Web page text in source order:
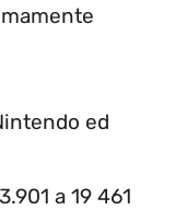
ed
a 19 461